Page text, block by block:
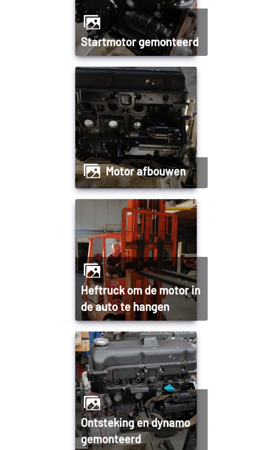
Startmotor gemonteerd
Motor afbouwen
Heftruck om de motor in
de auto te hangen
Ontsteking en dynamo
gemonteerd